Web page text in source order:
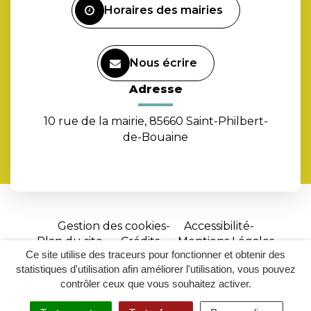
Ce site utilise des traceurs pour fonctionner et obtenir des
statistiques d'utilisation afin améliorer l'utilisation, vous pouvez
contrôler ceux que vous souhaitez activer.
Horaires des mairies
Nous écrire
Adresse
10 rue de la mairie, 85660 Saint-Philbert-
de-Bouaine
Gestion des cookies
Accessibilité
Plan du site
Crédits
Mentions Légales
Site
réalisé
par